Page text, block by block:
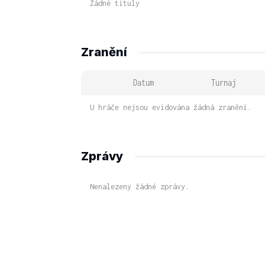
Žádné tituly
Zranění
Datum Turnaj
U hráče nejsou evidována žádná zranění.
Zprávy
Nenalezeny žádné zprávy.